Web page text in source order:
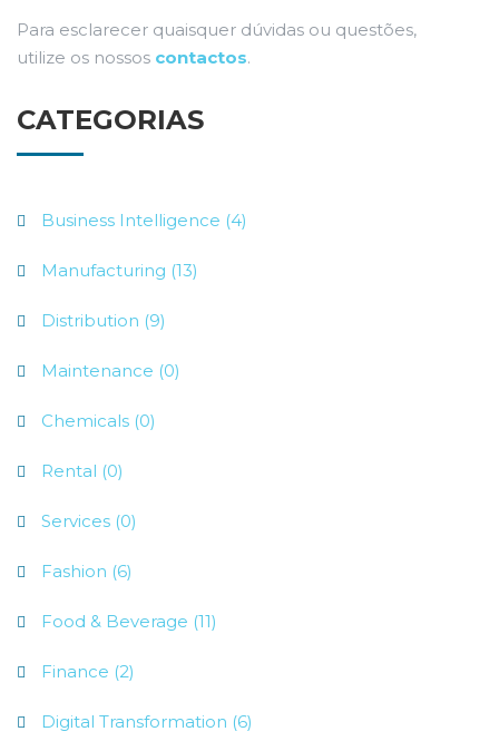
Para esclarecer quaisquer dúvidas ou questões,
utilize os nossos contactos.
CATEGORIAS
Business Intelligence (4)
Manufacturing (13)
Distribution (9)
Maintenance (0)
Chemicals (0)
Rental (0)
Services (0)
Fashion (6)
Food & Beverage (11)
Finance (2)
Digital Transformation (6)